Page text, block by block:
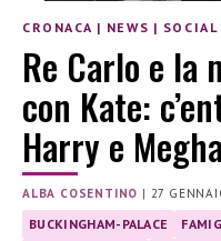
CRONACA | NEWS | SOCIAL
Re Carlo e la
con Kate:
Harry e
ALBA COSENTINO | 27
BUCKINGHAM-PALACE